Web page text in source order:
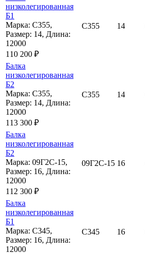
низколегированная
Б1
Марка: С355,
Размер: 14, Длина:
12000
110 200 ₽
С355 14
Балка
низколегированная
Б2
Марка: С355,
Размер: 14, Длина:
12000
113 300 ₽
С355 14
Балка
низколегированная
Б2
Марка: 09Г2С-15,
Размер: 16, Длина:
12000
112 300 ₽
09Г2С-15 16
Балка
низколегированная
Б1
Марка: С345,
Размер: 16, Длина:
12000
С345 16